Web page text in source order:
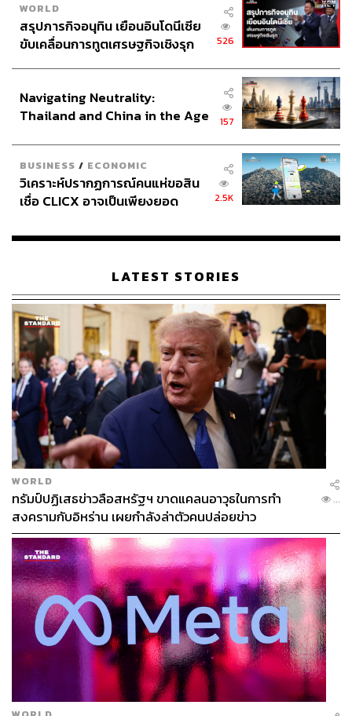
WORLD
สรุปภารกิจอนุทิน เยือนอินโดนีเซีย
ขับเคลื่อนการทูตเศรษฐกิจเชิงรุก
526
Navigating Neutrality:
Thailand and China in the Age
157
BUSINESS / ECONOMIC
วิเคราะห์ปรากฏการณ์คนแห่ขอสิน
เชื่อ CLICX อาจเป็นเพียงยอด
เรือนไทยที่ถูกซุกไว้
2.5K
LATEST STORIES
WORLD
ทรัมป์ปฏิเสธข่าวลือสหรัฐฯ ขาดแคลนอาวุธในการทำ
สงครามกับอิหร่าน เผยกำลังล่าตัวคนปล่อยข่าว
...